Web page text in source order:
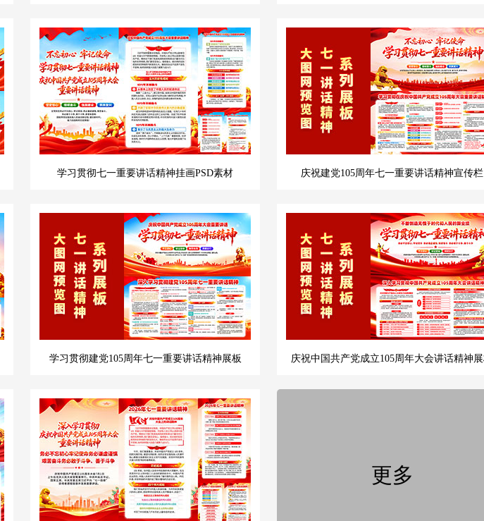
学习贯彻七一重要讲话精神挂画PSD素材 庆祝建党105周年七一重要讲话精神宣传栏
学习贯彻建党105周年七一重要讲话精神展板 庆祝中国共产党成立105周年大会讲话精神